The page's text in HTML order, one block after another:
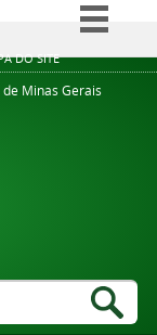
DO SITE
BR
Minas Gerais